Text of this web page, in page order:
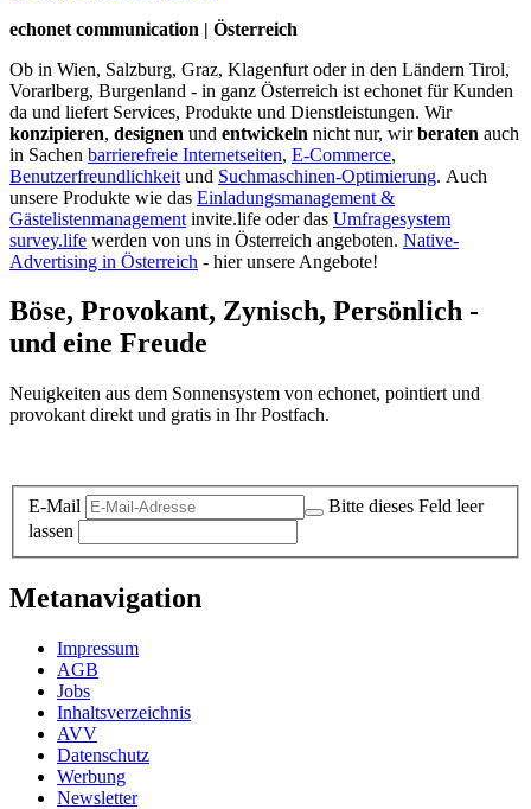
echonet communication | Österreich
Ob in Wien, Salzburg, Graz, Klagenfurt oder in den Ländern Tirol,
Vorarlberg, Burgenland - in ganz Österreich ist echonet für Kunden
da und liefert Services, Produkte und Dienstleistungen. Wir
konzipieren, designen und entwickeln nicht nur, wirberaten auch
in Sachen barrierefreie Internetseiten, E-Commerce,
Benutzerfreundlichkeit und Suchmaschinen-Optimierung. Auch
unsere Produkte wie das Einladungsmanagement &
Gästelistenmanagement invite.life oder das Umfragesystem
survey.life werden von uns in Österreich angeboten. Native-
Advertising in Österreich - hier unsere Angebote!
Böse, Provokant, Zynisch, Persönlich -
und eine Freude
Neuigkeiten aus dem Sonnensystem von echonet, pointiert und
provokant direkt und gratis in Ihr Postfach.
E-Mail
Bitte dieses Feld leer
lassen
Metanavigation
Impressum
AGB
Jobs
Inhaltsverzeichnis
AVV
Datenschutz
Werbung
Newsletter